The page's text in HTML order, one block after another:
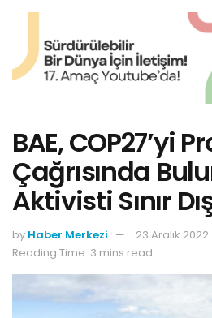
BAE, COP27’yi
Çağrısında
Aktivisti Sınır
by Haber Merkezi
23 Aralık 2022
Reading Time: 3 mins read